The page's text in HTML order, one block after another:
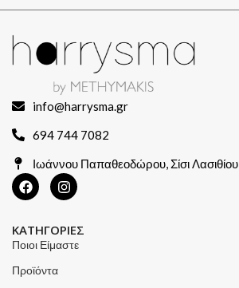
info@harrysma.gr
694 744 7082
Ιωάννου Παπαθεοδώρου, Σίσι Λασιθίου
ΚΑΤΗΓΟΡΙΕΣ
Ποιοι Είμαστε
Προϊόντα